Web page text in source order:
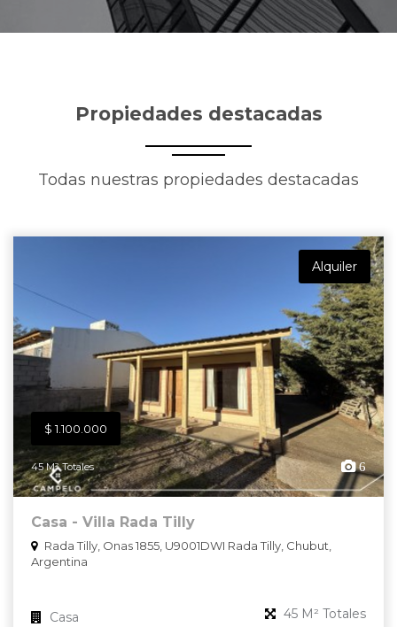
Propiedades destacadas
Todas nuestras propiedades destacadas
Alquiler
$ 1.100.000
45 M² Totales 6
Casa - Villa Rada Tilly
Rada Tilly, Onas 1855, U9001DWI Rada Tilly, Chubut,
Argentina
Casa 45 M² Totales